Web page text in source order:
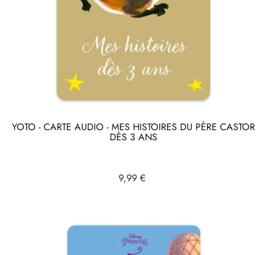
YOTO - CARTE AUDIO - MES HISTOIRES DU PÈRE CASTOR
DÈS 3 ANS
Prix
9,99 €